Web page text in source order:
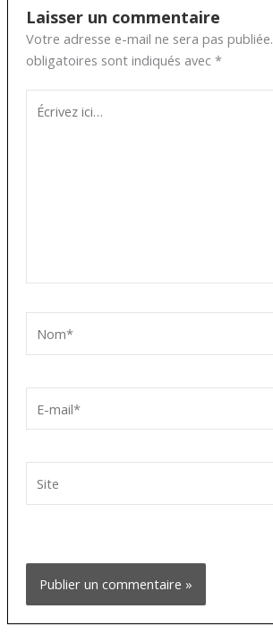
Laisser un commentaire
Votre adresse e-mail ne sera pas publiée.
obligatoires sont indiqués avec *
Écrivez
ici…
mail*